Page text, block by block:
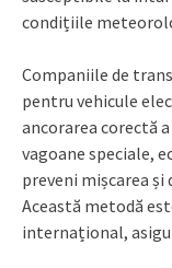
condițiile
Companiile de
pentru vehicule
ancorarea corectă
vagoane speciale,
preveni mișcarea
Această metodă
internațional,